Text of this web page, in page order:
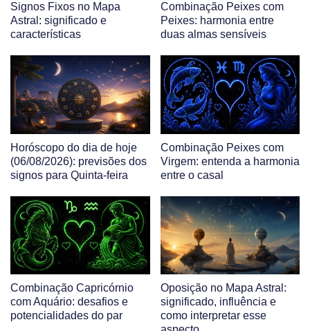
Signos Fixos no Mapa
Astral: significado e
características
Combinação Peixes com
Peixes: harmonia entre
duas almas sensíveis
Horóscopo do dia de hoje
(06/08/2026): previsões dos
signos para Quinta-feira
Combinação Peixes com
Virgem: entenda a harmonia
entre o casal
Combinação Capricórnio
com Aquário: desafios e
potencialidades do par
Oposição no Mapa Astral:
significado, influência e
como interpretar esse